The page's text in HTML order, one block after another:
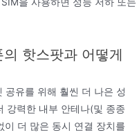
을 사용하면 성능 저하 또는
핫스팟과 어떻게
공유를 위해 훨씬 더 나은 성
강력한 내부 안테나(및 종종
이 더 많은 동시 연결 장치를